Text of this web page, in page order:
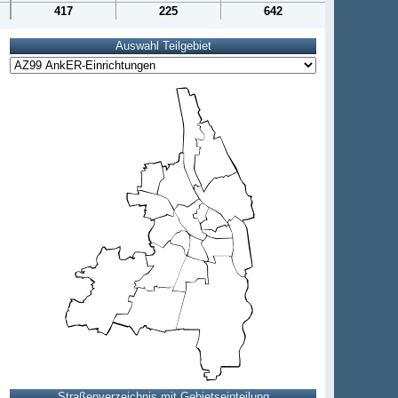
417 225 642